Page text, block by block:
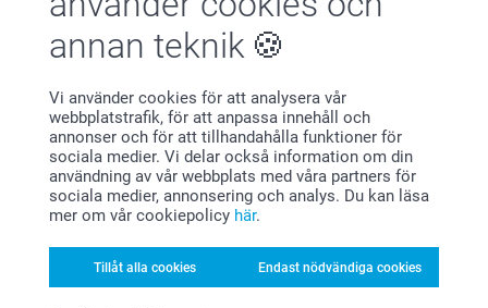
annan teknik
Vi använder cookies för att analysera vår
webbplatstrafik, för att anpassa innehåll och
annonser och för att tillhandahålla funktioner för
sociala medier. Vi delar också information om din
användning av vår webbplats med våra partners för
sociala medier, annonsering och analys. Du kan läsa
mer om vår cookiepolicy här.
Tillåt alla cookies Endast nödvändiga cookies
Bonus på alla dina köp